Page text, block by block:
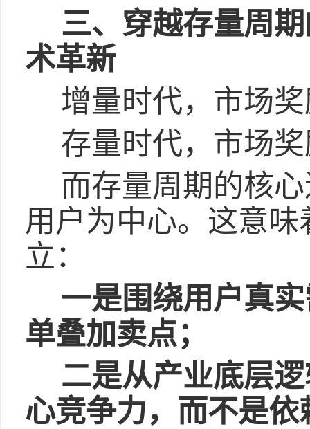
三、穿越存量周
术革新
增量时代，市场
存量时代，市场
而存量周期的核
用户为中心。这意
立：
一是围绕用户真
单叠加卖点；
二是从产业底层
心竞争力，而不是